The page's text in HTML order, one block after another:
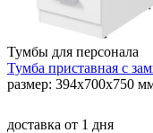
Тумбы для персонала
Тумба приставная с
размер: 394х700х750
доставка от 1 дня